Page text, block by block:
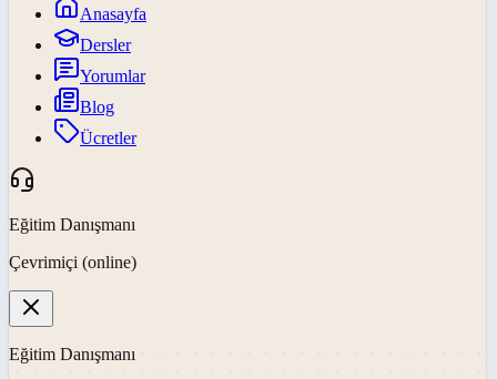
Anasayfa
Dersler
Yorumlar
Blog
Ücretler
Eğitim Danışmanı
Çevrimiçi (online)
Eğitim Danışmanı